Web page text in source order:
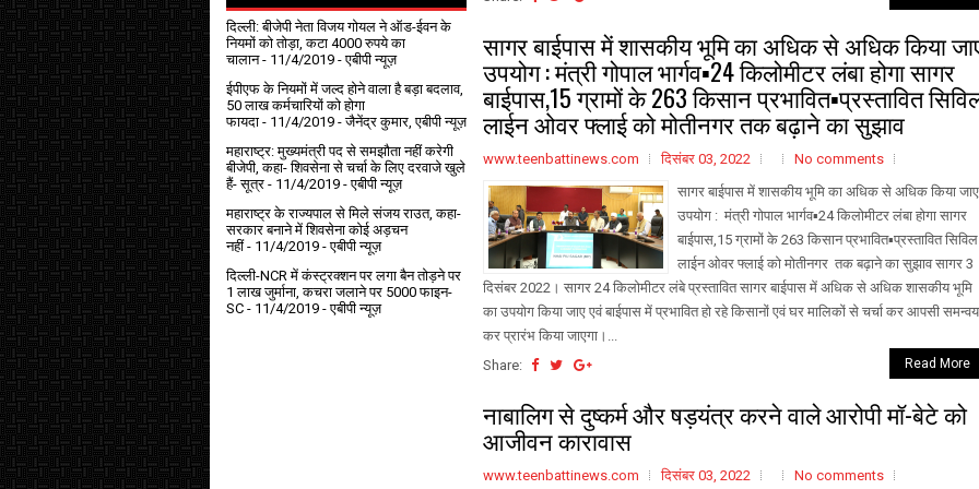
सागर बाईपास में शासकीय भूमि का अधिक से अधिक किया
उपयोग : मंत्री गोपाल भार्गव▪️24 किलोमीटर लंबा होगा सागर
बाईपास,15 ग्रामों के 263 किसान प्रभावित▪️प्रस्तावित
लाईन ओवर फ्लाई को मोतीनगर तक बढ़ाने का सुझाव
www.teenbattinews.com दिसंबर 03, 2022
No comments
सागर बाईपास में शासकीय भूमि का अधिक से अधिक किया जाए
उपयोग : मंत्री गोपाल भार्गव▪️24 किलोमीटर लंबा होगा सागर
बाईपास,15 ग्रामों के 263 किसान प्रभावित▪️प्रस्तावित सिविल
लाईन ओवर फ्लाई को मोतीनगर तक बढ़ाने का सुझाव सागर 3
दिसंबर 2022। सागर 24 किलोमीटर लंबे प्रस्तावित सागर बाईपास में अधिक से अधिक शासकीय भूमि
का उपयोग किया जाए एवं बाईपास में प्रभावित हो रहे किसानों एवं घर मालिकों से चर्चा कर आपसी समन्वय
कर प्रारंभ किया जाएगा।...
Share:
Read More
नाबालिग से दुष्कर्म और षड़यंत्र करने वाले आरोपी मॉ-बेटे को
आजीवन कारावास
www.teenbattinews.com दिसंबर 03, 2022 No comments
दिल्ली: बीजेपी नेता विजय गोयल ने ऑड-ईवन के
नियमों को तोड़ा, कटा 4000 रुपये का
चालान- 11/4/2019 - एबीपी न्यूज़
ईपीएफ के नियमों में जल्द होने वाला है बड़ा बदलाव,
50 लाख कर्मचारियों को होगा
फायदा - 11/4/2019 - जैनेंद्र कुमार, एबीपी न्यूज़
महाराष्ट्र: मुख्यमंत्री पद से समझौता नहीं करेगी
बीजेपी, कहा- शिवसेना से चर्चा के लिए दरवाजे खुले
हैं- सूत्र - 11/4/2019 - एबीपी न्यूज़
महाराष्ट्र के राज्यपाल से मिले संजय राउत, कहा-
सरकार बनाने में शिवसेना कोई अड़चन
नहीं- 11/4/2019 - एबीपी न्यूज़
दिल्ली-NCR में कंस्ट्रक्शन पर लगा बैन तोड़ने पर
1 लाख जुर्माना, कचरा जलाने पर ₹5000 फाइन-
SC - 11/4/2019 - एबीपी न्यूज़